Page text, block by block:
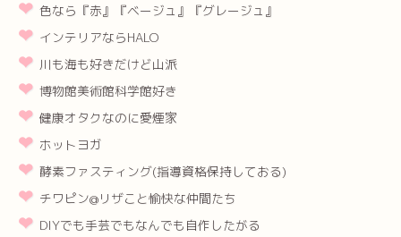
色なら『赤』『ベージュ』『グレージュ』
インテリアならHALO
川も海も好きだけど山派
博物館美術館科学館好き
健康オタクなのに愛煙家
ホットヨガ
酵素ファスティング(指導資格保持しておる)
チワピン@リザこと愉快な仲間たち
DIYでも手芸でもなんでも自作したがる